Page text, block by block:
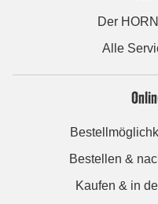
Der
Alle
Bestellen &
Kaufen & in